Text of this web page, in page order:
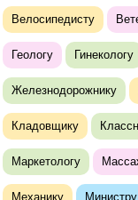
Велосипедисту
Геологу Гинекологу
Железнодорожнику
Кладовщику
Маркетологу
Механику Министру